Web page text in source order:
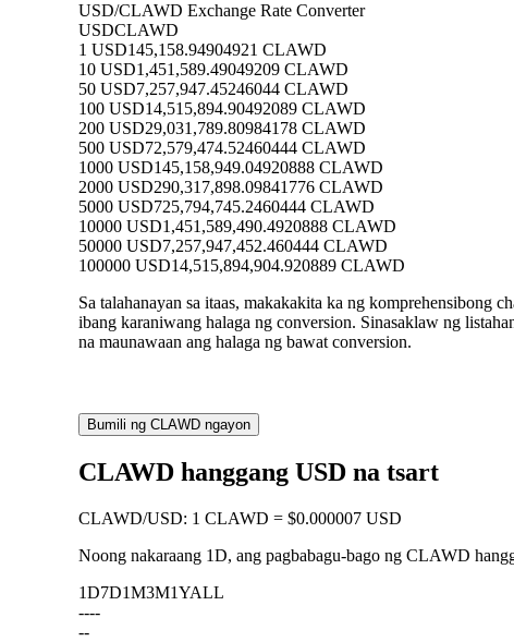
USD/CLAWD Exchange Rate Converter
USDCLAWD
1 USD145,158.94904921 CLAWD
10 USD1,451,589.49049209 CLAWD
50 USD7,257,947.45246044 CLAWD
100 USD14,515,894.90492089 CLAWD
200 USD29,031,789.80984178 CLAWD
500 USD72,579,474.52460444 CLAWD
1000 USD145,158,949.04920888 CLAWD
2000 USD290,317,898.09841776 CLAWD
5000 USD725,794,745.2460444 CLAWD
10000 USD1,451,589,490.4920888 CLAWD
50000 USD7,257,947,452.460444 CLAWD
100000 USD14,515,894,904.920889 CLAWD
Sa talahanayan sa itaas, makakakita ka ng
ibang karaniwang halaga ng conversion. Sinasaklaw ng
na maunawaan ang halaga ng bawat conversion.
Bumili ng CLAWD ngayon
CLAWD hanggang USD na tsart
CLAWD/USD: 1 CLAWD = $0.000007 USD
Noong nakaraang 1D, ang pagbabagu-bago ng CLAWD
1D7D1M3M1YALL
----
--